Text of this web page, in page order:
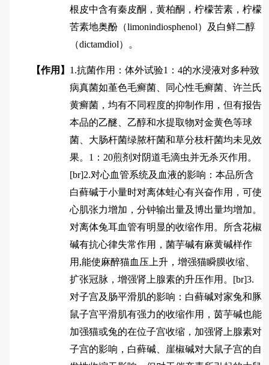
根皮中含有秦皮酮，黄柏酮，柠檬苦素，柠檬
苦素地奥酚（limonindiosphenol）及白鲜二醇
（dictamdiol）。
【作用】 1.抗菌作用：体外试验1：4的水浸液对多种致
病真菌如堇色毛癣菌、同心性毛癣菌、许兰氏
黄癣菌，均有不同程度的抑制作用，但有报告
本品的乙醚、乙醇和水提取物对金黄色等球
菌、大肠杆菌绿脓杆菌和草分枝杆菌均未见效
果。1：20煎剂对阴道毛滴虫并无杀灭作用。
[br]2.对心血管系统及血液的影响：本品所含
白藓碱于小量时对离体蛙心有兴奋作用，可使
心肌张力增加，分钟输出量及博出量均增加。
对离体兔耳血管有明显的收缩作用。所含花椒
碱有抗心律失常作用，菌芋碱有麻黄碱样作
用,能使麻醉猫血压上升，增强猫瞬膜收缩、
扩张冠脉，增强肾上腺素的升压作用。[br]3.
对子宫及肠平滑肌的影响：白藓碱对家兔和豚
鼠子宫平滑肌有强力的收缩作用，茵芋碱也能
加强猫或兔的在位子宫收缩，加强肾上腺素对
子宫的影响，白藓碱、崖椒碱对大鼠子宫的自